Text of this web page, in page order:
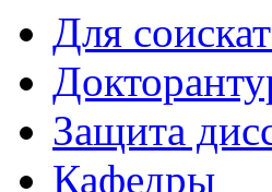
Для
Защита
Кафедры